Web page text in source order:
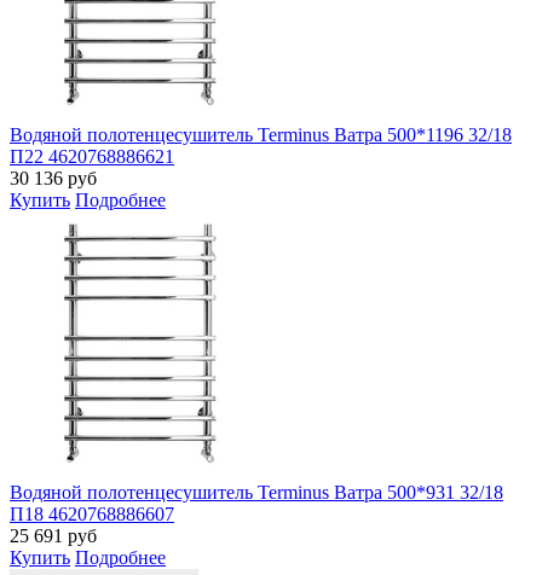
Водяной полотенцесушитель Terminus Ватра 500*1196 32/18
П22 4620768886621
30 136 руб
Купить Подробнее
Водяной полотенцесушитель Terminus Ватра 500*931 32/18
П18 4620768886607
25 691 руб
Купить Подробнее